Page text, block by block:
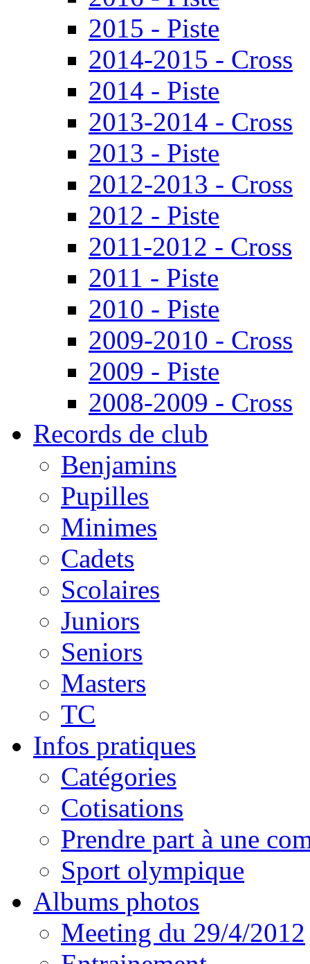
2015 - Piste
2014-2015 - Cross
2014 - Piste
2013-2014 - Cross
2013 - Piste
2012-2013 - Cross
2012 - Piste
2011-2012 - Cross
2011 - Piste
2010 - Piste
2009-2010 - Cross
2009 - Piste
2008-2009 - Cross
Records de club
Benjamins
Pupilles
Minimes
Cadets
Scolaires
Juniors
Seniors
Masters
TC
Infos pratiques
Catégories
Cotisations
Prendre part à une
Sport olympique
Albums photos
Meeting du 29/4/2012